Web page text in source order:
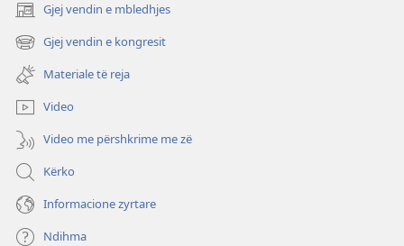
Gjej vendin e mbledhjes
(hap
dritare
të
re)
Gjej vendin e kongresit
(hap
dritare
të
re)
Materiale të reja
Video
Video me përshkrime me zë
Kërko
Informacione zyrtare
Ndihma